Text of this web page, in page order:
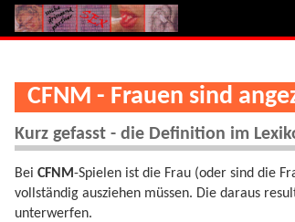
CFNM - Frauen sind
Kurz gefasst - die Definition im
Bei CFNM-Spielen ist die Frau (oder sind die
vollständig ausziehen müssen. Die daraus
unterwerfen.